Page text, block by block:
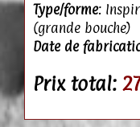
Type/forme:
(grande bouche)
Date de
Prix total: